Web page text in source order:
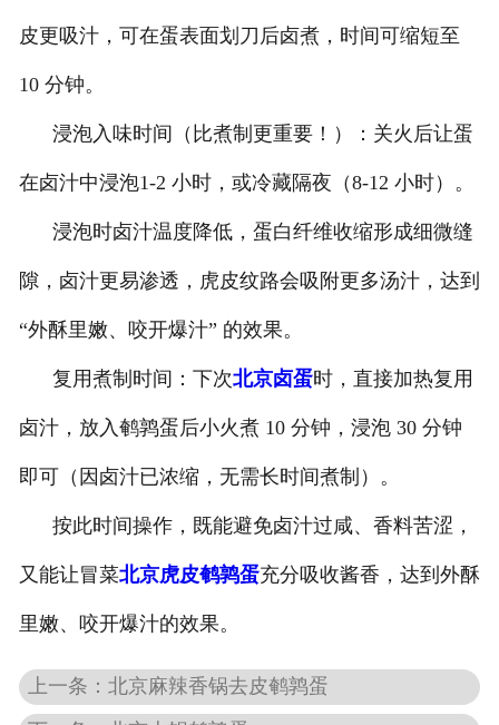
皮更吸汁，可在蛋表面划刀后卤煮，时间可缩短至
10 分钟。
浸泡入味时间（比煮制更重要！）：关火后让蛋
在卤汁中浸泡1-2 小时，或冷藏隔夜（8-12 小时）。
浸泡时卤汁温度降低，蛋白纤维收缩形成细微缝
隙，卤汁更易渗透，虎皮纹路会吸附更多汤汁，达到
“外酥里嫩、咬开爆汁” 的效果。
复用煮制时间：下次北京卤蛋时，直接加热复用
卤汁，放入鹌鹑蛋后小火煮 10 分钟，浸泡 30 分钟
即可（因卤汁已浓缩，无需长时间煮制）。
按此时间操作，既能避免卤汁过咸、香料苦涩，
又能让冒菜北京虎皮鹌鹑蛋充分吸收酱香，达到外酥
里嫩、咬开爆汁的效果。
上一条：北京麻辣香锅去皮鹌鹑蛋